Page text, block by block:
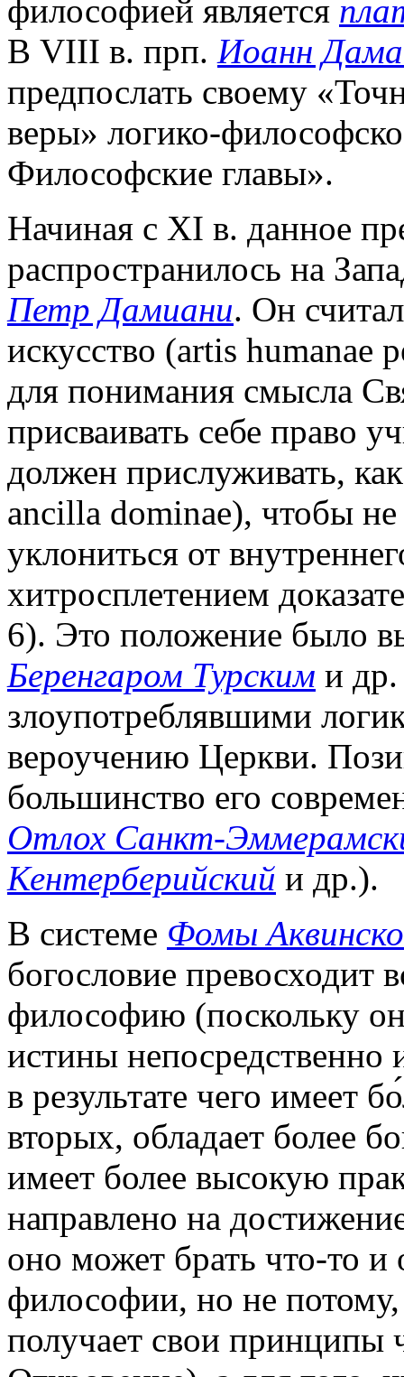
философией является
В VIII в. прп. Иоанн
предпослать своему
веры» логико-
Философские главы».
Начиная с XI в. данное
распространилось на
Петр Дамиани. Он
искусство (artis humanae
для понимания смысла
присваивать себе право
должен прислуживать,
ancilla dominae), чтобы
уклониться от
хитросплетением
6). Это положение было
Беренгаром Турским и др.
злоупотреблявшими
вероучению Церкви.
большинство его
Отлох Санкт-
Кентерберийский и др.).
В системе Фомы
богословие превосходит
философию (поскольку
истины непосредственно
в результате чего имеет
вторых, обладает более
имеет более высокую
направлено на
оно может брать что-то и
философии, но не
получает свои принципы